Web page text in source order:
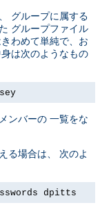
グループに属する
グループファイル
わめて単純で、お
は次のようなもの
ンバーの 一覧をな
る場合は、 次のよ
dpitts